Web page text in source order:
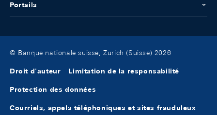
Portails
© Banque nationale suisse, Zurich (Suisse) 2026
Droit d'auteur Limitation de la responsabilité
Protection des données
Courriels, appels téléphoniques et sites frauduleux